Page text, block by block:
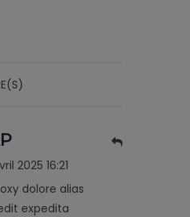
2025 16:21
dolore alias
expedita